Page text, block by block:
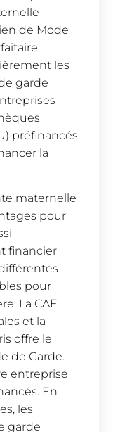
de Mode
les
garde
préfinancés
la
maternelle
pour
financier
pour
La CAF
et la
offre le
de Garde.
entreprise
En
les
garde